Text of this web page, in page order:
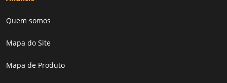
Quem somos
Mapa do Site
Mapa de Produto